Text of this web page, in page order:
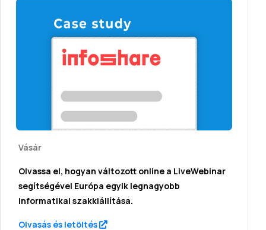
segítségével Európa egyik legnagyobb
informatikai szakkiállítása.
Olvasás és letöltés
(opens in a new tab)